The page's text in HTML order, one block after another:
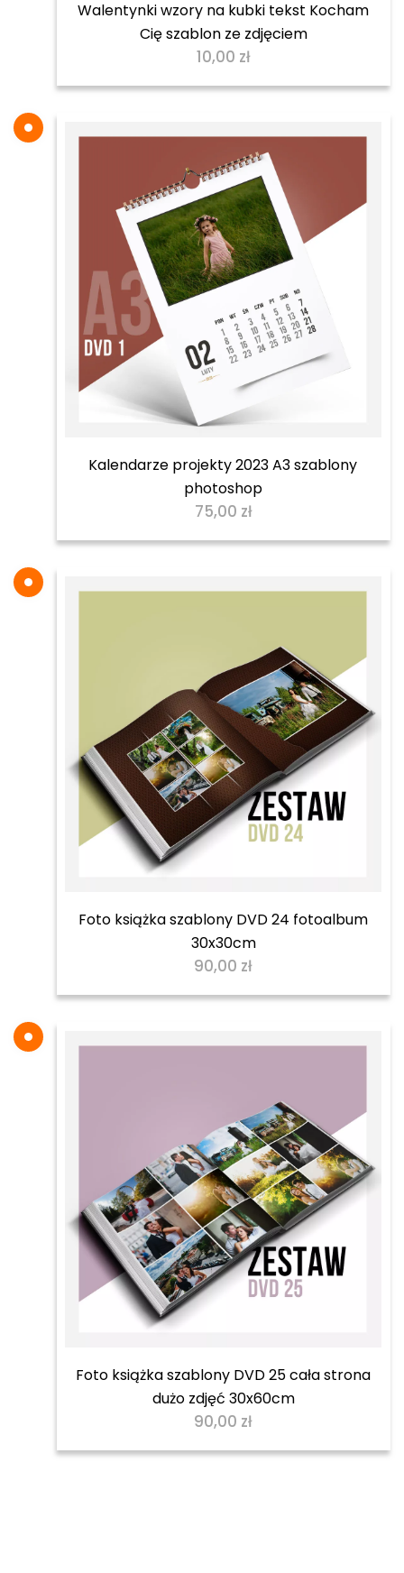
Walentynki wzory na kubki tekst Kocham
Cię szablon ze zdjęciem
10,00 zł
Kalendarze projekty 2023 A3 szablony
photoshop
75,00 zł
Foto książka szablony DVD 24 fotoalbum
30x30cm
90,00 zł
Foto książka szablony DVD 25 cała strona
dużo zdjęć 30x60cm
90,00 zł